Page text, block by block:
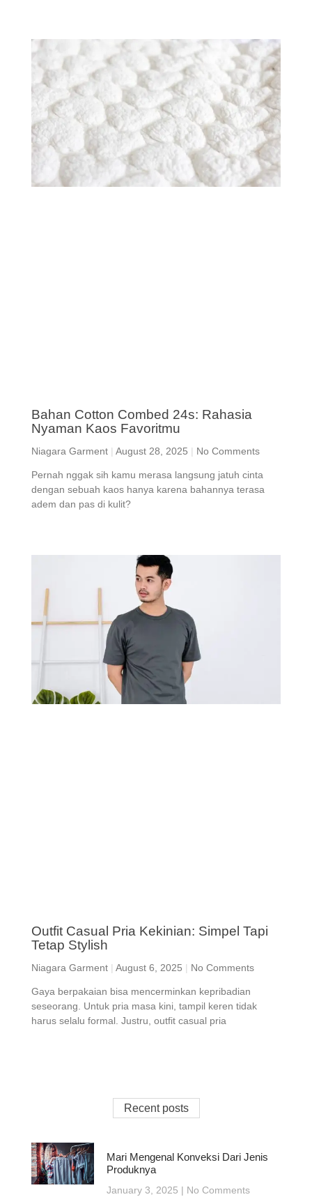
Bahan Cotton Combed 24s: Rahasia
Nyaman Kaos Favoritmu
Niagara Garment August 28, 2025 No Comments
Pernah nggak sih kamu merasa langsung jatuh cinta
dengan sebuah kaos hanya karena bahannya terasa
adem dan pas di kulit?
Outfit Casual Pria Kekinian: Simpel Tapi
Tetap Stylish
Niagara Garment August 6, 2025 No Comments
Gaya berpakaian bisa mencerminkan kepribadian
seseorang. Untuk pria masa kini, tampil keren tidak
harus selalu formal. Justru, outfit casual pria
Recent posts
Mari Mengenal Konveksi Dari Jenis
Produknya
January 3, 2025 No Comments